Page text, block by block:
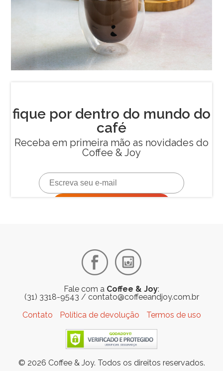
Fale com a Coffee & Joy:
(31) 3318-9543 / contato@coffeeandjoy.com.br
Contato
Política de devolução Termos de uso
© 2026 Coffee & Joy. Todos os direitos reservados.